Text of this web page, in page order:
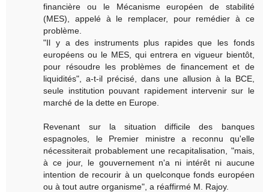
financière ou le Mécanisme européen de stabilité
(MES), appelé à le remplacer, pour remédier à ce
problème.
"Il y a des instruments plus rapides que les fonds
européens ou le MES, qui entrera en vigueur bientôt,
pour résoudre les problèmes de financement et de
liquidités", a-t-il précisé, dans une allusion à la BCE,
seule institution pouvant rapidement intervenir sur le
marché de la dette en Europe.
Revenant sur la situation difficile des banques
espagnoles, le Premier ministre a reconnu qu'elle
nécessiterait probablement une recapitalisation, "mais,
à ce jour, le gouvernement n'a ni intérêt ni aucune
intention de recourir à un quelconque fonds européen
ou à tout autre organisme", a réaffirmé M. Rajoy.